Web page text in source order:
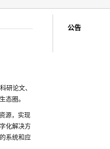
研论文、
态圈。
源，实现
化解决方
系统和应
公告